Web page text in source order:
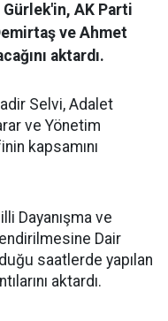
Gürlek'in, AK Parti
ve Ahmet
aktardı.
Selvi, Adalet
ve Yönetim
kapsamını
Dayanışma ve
Dair
saatlerde yapılan
aktardı.